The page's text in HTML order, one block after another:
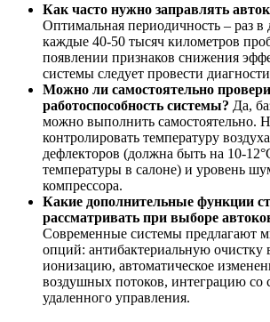
Как часто нужно заправлять
Оптимальная периодичность – раз в
каждые 40-50 тысяч километров
появлении признаков снижения
системы следует провести
Можно ли самостоятельно
работоспособность системы? Да,
можно выполнить самостоятельно.
контролировать температуру
дефлекторов (должна быть на 10-
температуры в салоне) и уровень
компрессора.
Какие дополнительные функции
рассматривать при выборе
Современные системы предлагают
опций: антибактериальную очистку
ионизацию, автоматическое
воздушных потоков, интеграцию со
удаленного управления.